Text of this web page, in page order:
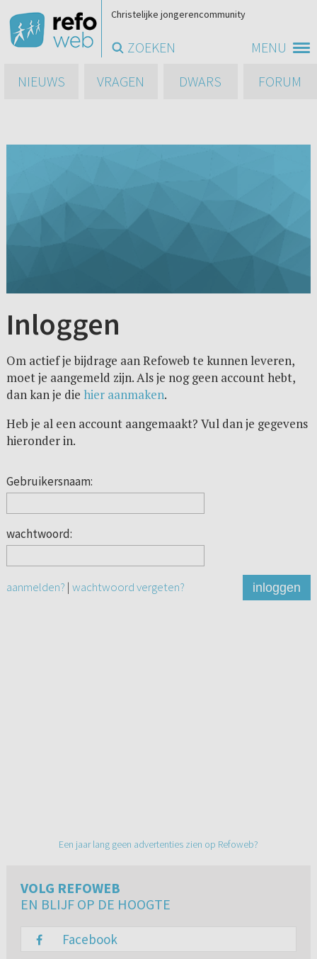
MENU
Christelijke jongerencommunity
ZOEKEN
NIEUWS
VRAGEN DWARS FORUM
Inloggen
Om actief je bijdrage aan Refoweb te kunnen leveren,
moet je aangemeld zijn. Als je nog geen account hebt,
dan kan je die hier aanmaken.
Heb je al een account aangemaakt? Vul dan je gegevens
hieronder in.
Gebruikersnaam:
wachtwoord:
aanmelden? | wachtwoord vergeten? inloggen
Een jaar lang geen advertenties zien op Refoweb?
VOLG REFOWEB
EN BLIJF OP DE HOOGTE
Facebook